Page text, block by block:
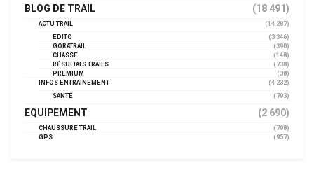
BLOG DE TRAIL (18 491)
ACTU TRAIL
(14 287)
EDITO
(3 346)
GORATRAIL
(390)
CHASSE
(148)
RÉSULTATS TRAILS
(738)
PREMIUM
(38)
INFOS ENTRAINEMENT
(4 232)
SANTÉ
(793)
EQUIPEMENT (2 690)
CHAUSSURE TRAIL
(798)
GPS
(957)